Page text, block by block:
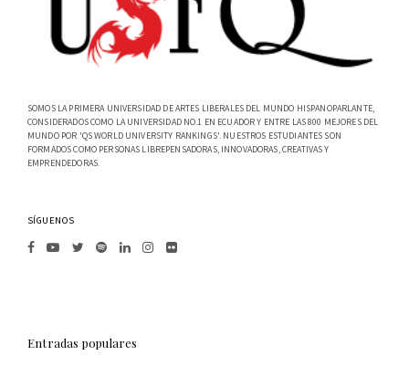
SOMOS LA PRIMERA UNIVERSIDAD DE ARTES LIBERALES DEL MUNDO HISPANOPARLANTE,
CONSIDERADOS COMO LA UNIVERSIDAD NO.1 EN ECUADOR Y ENTRE LAS 800 MEJORES DEL
MUNDO POR 'QS WORLD UNIVERSITY RANKINGS'. NUESTROS ESTUDIANTES SON
FORMADOS COMO PERSONAS LIBREPENSADORAS, INNOVADORAS, CREATIVAS Y
EMPRENDEDORAS.
SÍGUENOS
Entradas populares